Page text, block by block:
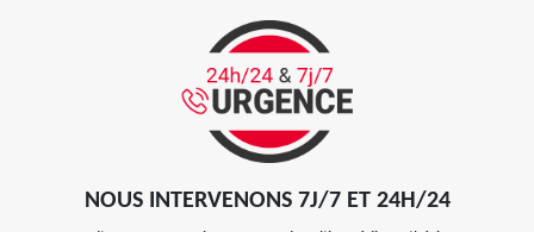
NOUS INTERVENONS 7J/7 ET 24H/24